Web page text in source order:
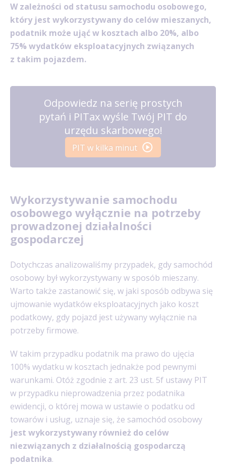
W zależności od statusu samochodu osobowego,
który jest wykorzystywany do celów mieszanych,
podatnik może ująć w kosztach albo 20%, albo
75% wydatków eksploatacyjnych związanych
z takim pojazdem.
Odpowiedz na serię prostych
pytań i PITax wyśle Twój PIT do
urzędu skarbowego!
PIT w kilka minut
Wykorzystywanie samochodu
osobowego wyłącznie na potrzeby
prowadzonej działalności
gospodarczej
Dotychczas analizowaliśmy przypadek, gdy samochód
osobowy był wykorzystywany w sposób mieszany.
Warto także zastanowić się, w jaki sposób odbywa się
ujmowanie wydatków eksploatacyjnych jako koszt
podatkowy, gdy pojazd jest używany wyłącznie na
potrzeby firmowe.
W takim przypadku podatnik ma prawo do ujęcia
100% wydatku w kosztach jednakże pod pewnymi
warunkami. Otóż zgodnie z art. 23 ust. 5f ustawy PIT
w przypadku nieprowadzenia przez podatnika
ewidencji, o której mowa w ustawie o podatku od
towarów i usług, uznaje się, że samochód osobowy
jest wykorzystywany również do celów
niezwiązanych z działalnością gospodarczą
podatnika.